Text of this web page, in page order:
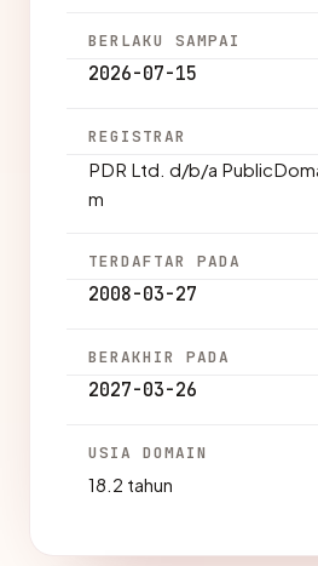
BERLAKU SAMPAI
2026-07-15
REGISTRAR
PDR Ltd. d/b/a
m
TERDAFTAR PADA
2008-03-27
BERAKHIR PADA
2027-03-26
USIA DOMAIN
18.2 tahun